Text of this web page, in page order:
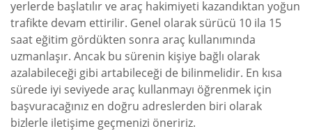
yerlerde başlatılır ve araç hakimiyeti kazandıktan yoğun
trafikte devam ettirilir. Genel olarak sürücü 10 ila 15
saat eğitim gördükten sonra araç kullanımında
uzmanlaşır. Ancak bu sürenin kişiye bağlı olarak
azalabileceği gibi artabileceği de bilinmelidir. En kısa
sürede iyi seviyede araç kullanmayı öğrenmek için
başvuracağınız en doğru adreslerden biri olarak
bizlerle iletişime geçmenizi öneririz.